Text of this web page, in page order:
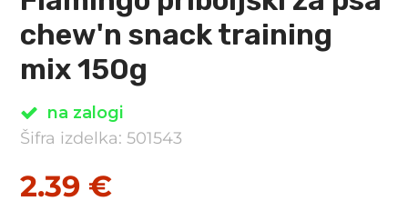
chew'n snack training
mix 150g
na zalogi
Šifra izdelka: 501543
2.39 €